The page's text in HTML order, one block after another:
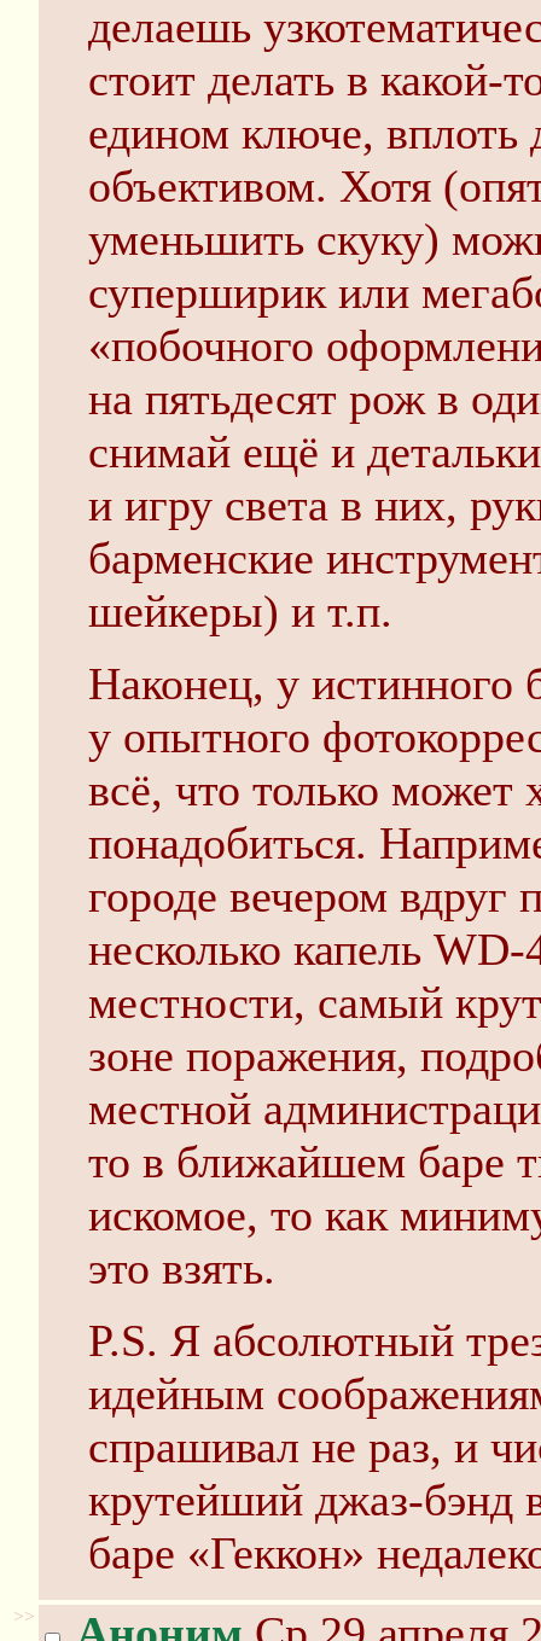
делаешь
стоит делать в какой-
едином ключе, вплоть
объективом. Хотя
уменьшить скуку)
суперширик или
«побочного
на пятьдесят рож в
снимай ещё и
и игру света в них,
барменские
шейкеры) и т.п.
Наконец, у истинного
у опытного
всё, что только может
понадобиться.
городе вечером
несколько капель WD-
местности, самый
зоне поражения,
местной
то в ближайшем баре
искомое, то как
это взять.
P.S. Я абсолютный
идейным
спрашивал не раз, и
крутейший джаз-бэнд
баре «Геккон»
>>